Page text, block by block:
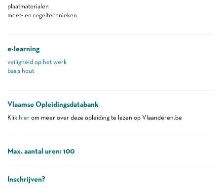
plaatmaterialen
meet- en regeltechnieken
e-learning
veiligheid op het werk
basis hout
Vlaamse Opleidingsdatabank
Klik hier om meer over deze opleiding te lezen op Vlaanderen.be
Max. aantal uren: 100
Inschrijven?